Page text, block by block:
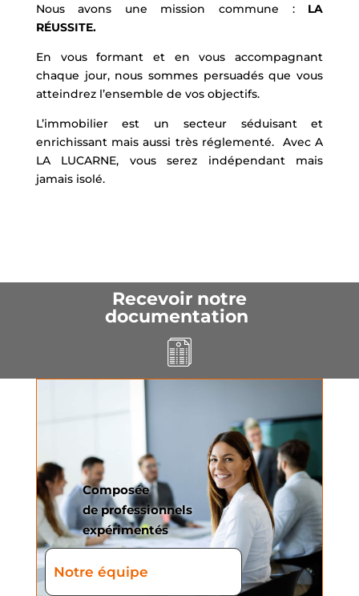
Nous avons une mission commune : LA
RÉUSSITE.
En vous formant et en vous accompagnant
chaque jour, nous sommes persuadés que vous
atteindrez l’ensemble de vos objectifs.
L’immobilier est un secteur séduisant et
enrichissant mais aussi très réglementé. Avec A
LA LUCARNE, vous serez indépendant mais
jamais isolé.
Recevoir notre
documentation
Composée
de professionnels
expérimentés
Notre équipe